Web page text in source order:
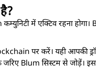
में एक्टिव रहना होगा।
पर करें। यही आपकी ड्रॉप
Blum सिस्टम से जोड़ें।